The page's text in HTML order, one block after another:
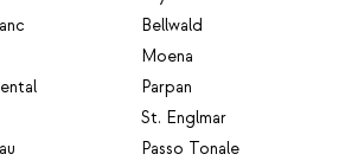
Bellwald
Moena
Parpan
St. Englmar
Passo Tonale